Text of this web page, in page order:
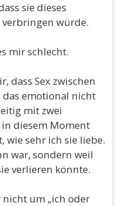
sie dieses
würde.
mir schlecht.
dass Sex zwischen
das emotional nicht
mit zwei
diesem Moment
wie sehr ich sie liebe.
war, sondern weil
verlieren könnte.
nicht um „ich oder